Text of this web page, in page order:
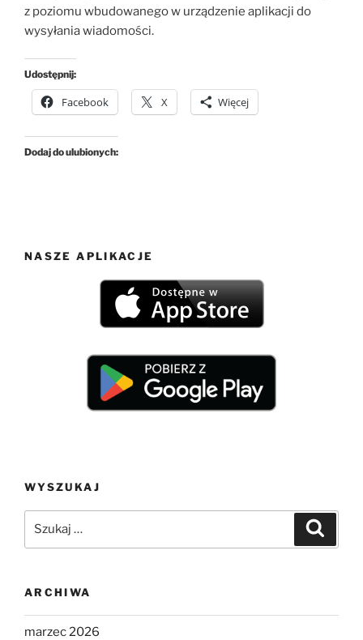
z poziomu wbudowanego w urządzenie aplikacji do
wysyłania wiadomości.
Udostępnij:
Facebook X Więcej
Dodaj do ulubionych:
NASZE APLIKACJE
WYSZUKAJ
ARCHIWA
marzec 2026